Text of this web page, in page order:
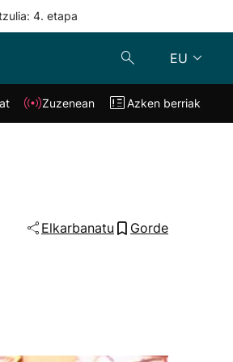
4. etapa
EU
Klisk Zuzenean
Zuzenean Azken berriak
Elkarbanatu Gorde